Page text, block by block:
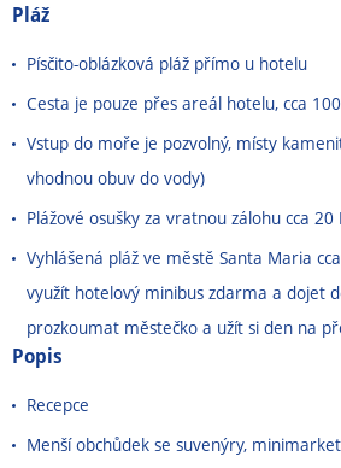
Pláž
Písčito-oblázková pláž přímo u hotelu
Cesta je pouze přes areál hotelu, cca
Vstup do moře je pozvolný, místy
vhodnou obuv do vody)
Plážové osušky za vratnou zálohu cca 20
Vyhlášená pláž ve městě Santa Maria
využít hotelový minibus zdarma a dojet
prozkoumat městečko a užít si den na
Popis
Recepce
Menší obchůdek se suvenýry, minimarket